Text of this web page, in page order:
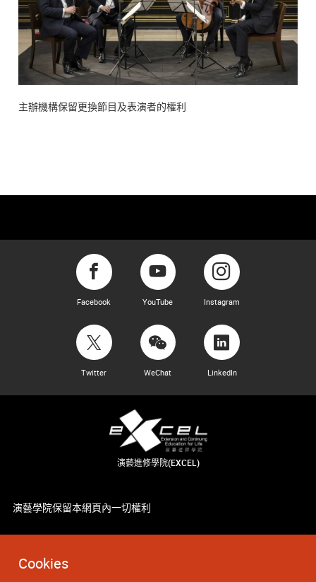
Cookies
主辦機構保留更換節目及表演者的權利
Facebook YouTube Instagram
Twitter WeChat LinkedIn
演藝進修學院(EXCEL)
演藝學院保留本網頁內一切權利